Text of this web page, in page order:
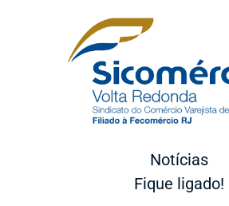
Notícias
Fique ligado!